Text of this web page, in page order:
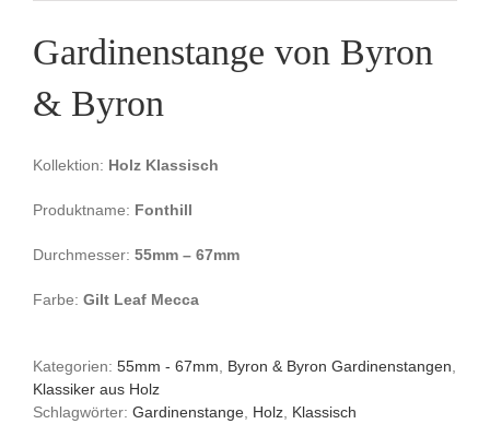
Gardinenstange von Byron
& Byron
Kollektion: Holz Klassisch
Produktname: Fonthill
Durchmesser: 55mm – 67mm
Farbe: Gilt Leaf Mecca
Kategorien: 55mm - 67mm Byron & Byron Gardinenstangen
Klassiker aus Holz
Schlagwörter: Gardinenstange Holz Klassisch